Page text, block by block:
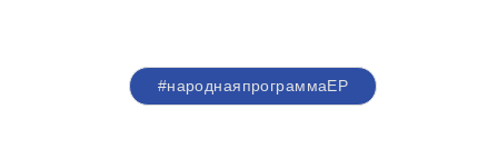
#народнаяпрограммаЕР